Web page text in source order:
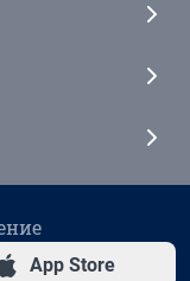
App Store